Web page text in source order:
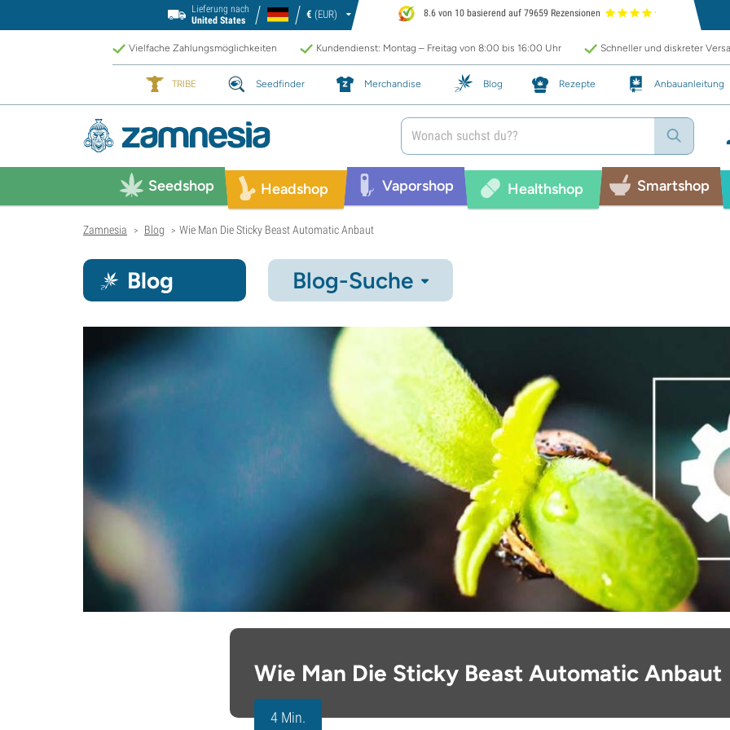
Lieferung nach
United States
€ (EUR) 8.6 von 10 basierend auf 79659 Rezensionen
Vielfache Zahlungsmöglichkeiten Kundendienst: Montag – Freitag von 8:00 bis 16:00 Uhr Schneller und diskreter
TRIBE Seedfinder Merchandise Blog Rezepte Anbauanleitung
Seedshop Headshop Vaporshop Healthshop Smartshop
Zamnesia > Blog > Wie Man Die Sticky Beast Automatic Anbaut
Blog Blog-Suche
Wie Man Die Sticky Beast Automatic Anbaut
4 Min.